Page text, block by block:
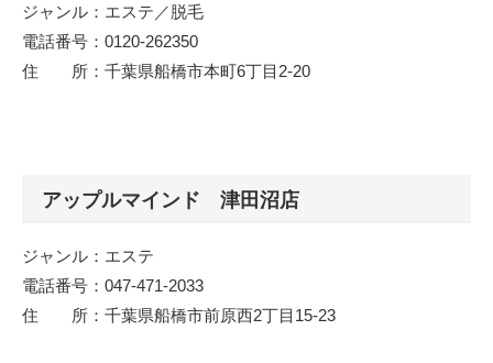
ジャンル：エステ／脱毛
電話番号：0120-262350
住 所：千葉県船橋市本町6丁目2-20
アップルマインド 津田沼店
ジャンル：エステ
電話番号：047-471-2033
住 所：千葉県船橋市前原西2丁目15-23